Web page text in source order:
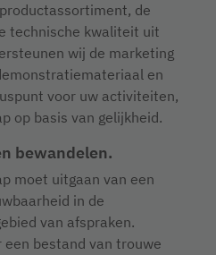
de
technische kwaliteit uit
wij de marketing
en
voor uw activiteiten,
op basis van gelijkheid.
bewandelen.
moet uitgaan van een
in de
van afspraken.
bestand van trouwe